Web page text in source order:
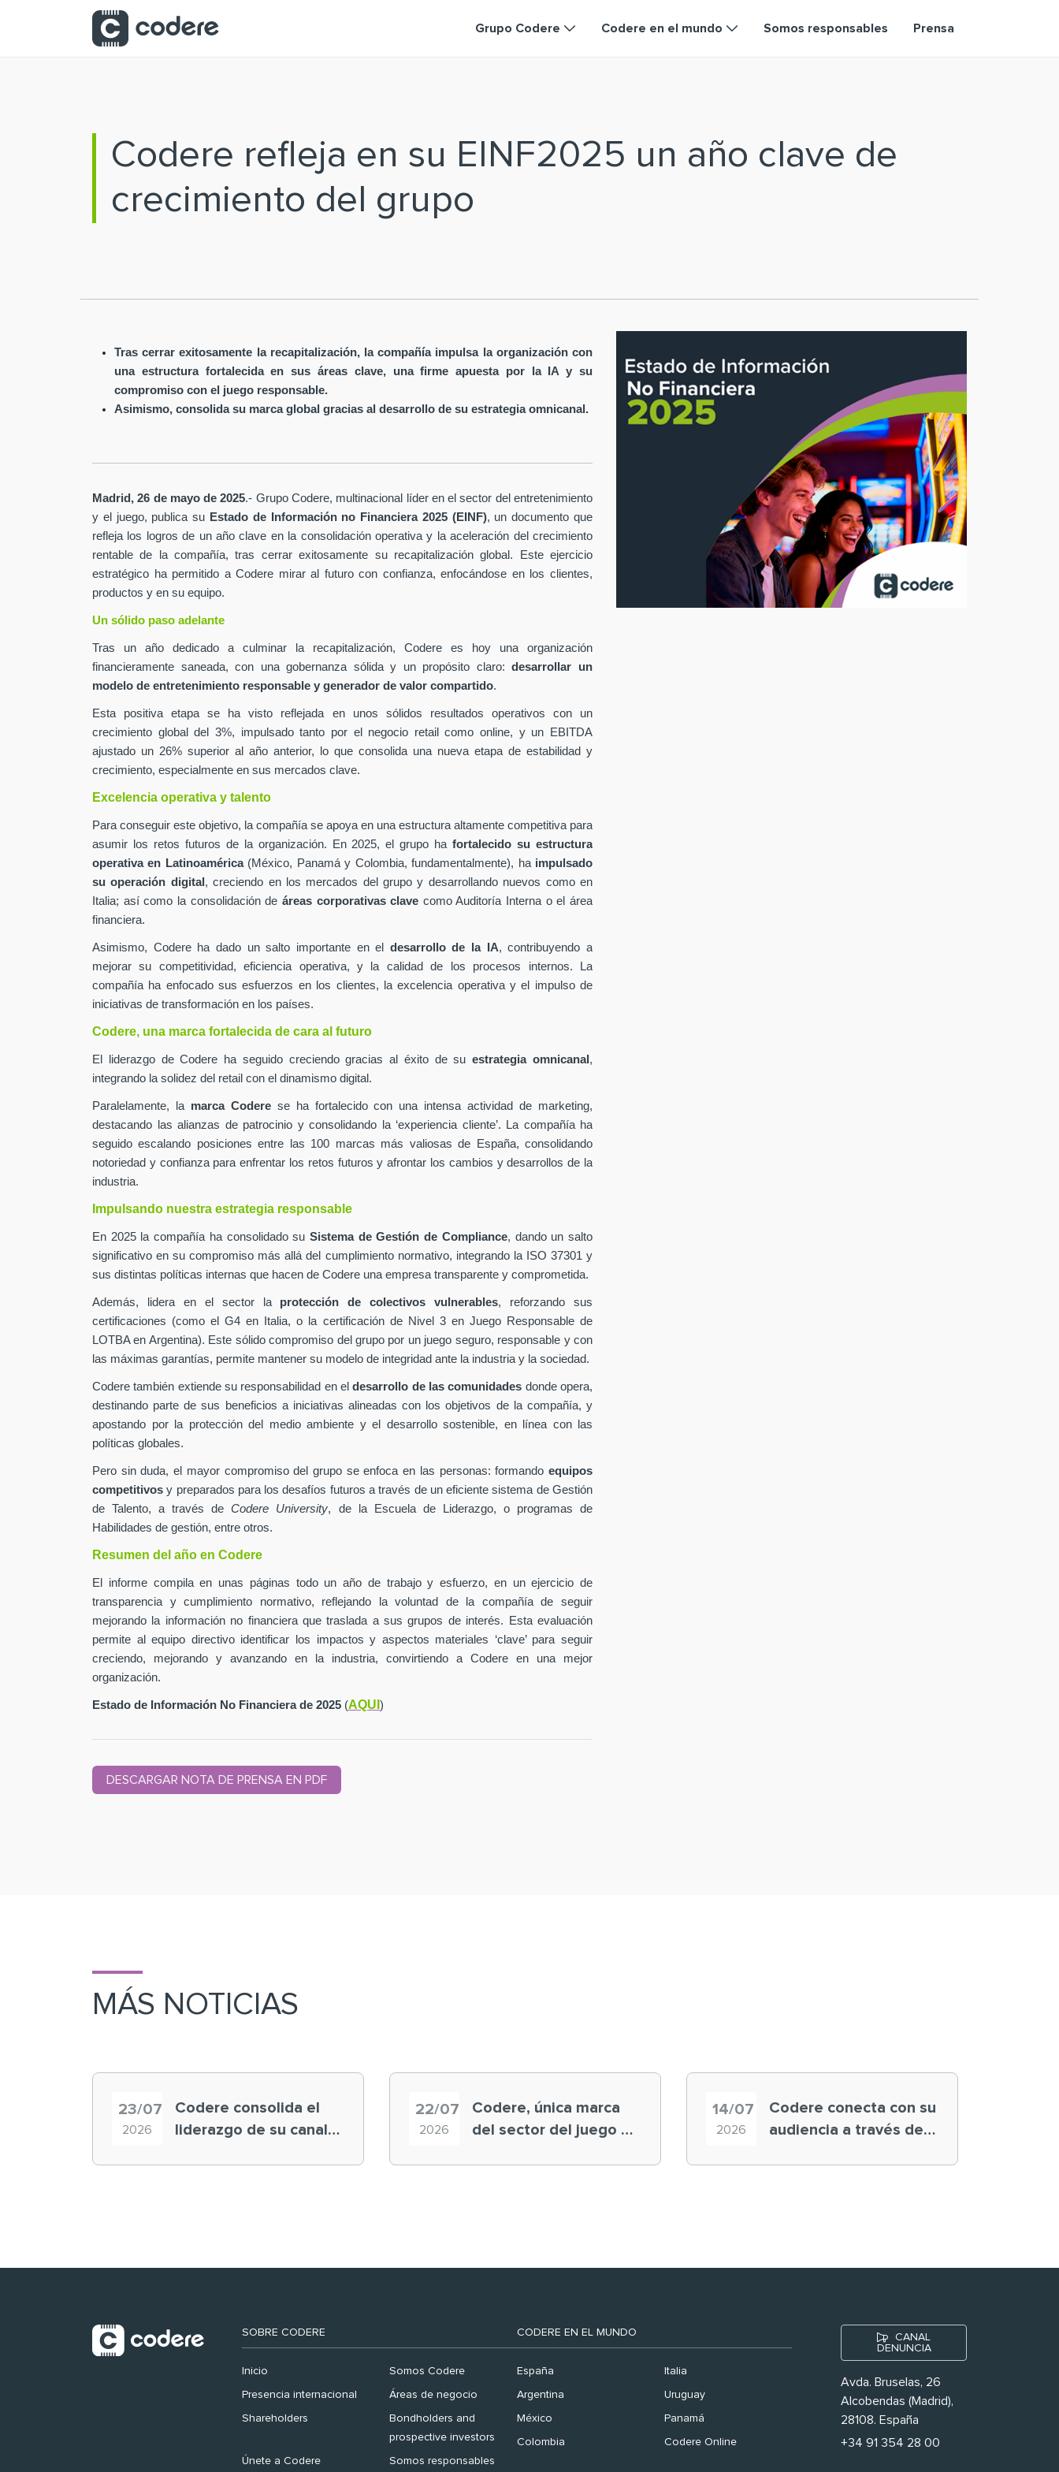
Saltar al contenido principal
Grupo Codere Codere en el mundo Somos responsables Prensa
Codere refleja en su EINF2025 un año clave de
crecimiento del grupo
Tras cerrar exitosamente la recapitalización, la compañía impulsa la organización con
una estructura fortalecida en sus áreas clave, una firme apuesta por la IA y su
compromiso con el juego responsable.
Asimismo, consolida su marca global gracias al desarrollo de su estrategia omnicanal.
Madrid, 26 de mayo de 2025.- Grupo Codere, multinacional líder en el sector del entretenimiento
y el juego, publica su Estado de Información no Financiera 2025 (EINF), un documento que
refleja los logros de un año clave en la consolidación operativa y la aceleración del crecimiento
rentable de la compañía, tras cerrar exitosamente su recapitalización global. Este ejercicio
estratégico ha permitido a Codere mirar al futuro con confianza, enfocándose en los clientes,
productos y en su equipo.
Un sólido paso adelante
Tras un año dedicado a culminar la recapitalización, Codere es hoy una organización
financieramente saneada, con una gobernanza sólida y un propósito claro:desarrollar un
modelo de entretenimiento responsable y generador de valor compartido.
Esta positiva etapa se ha visto reflejada en unos sólidos resultados operativos con un
crecimiento global del 3%, impulsado tanto por el negocio retail como online, y un EBITDA
ajustado un 26% superior al año anterior, lo que consolida una nueva etapa de estabilidad y
crecimiento, especialmente en sus mercados clave.
Excelencia operativa y talento
Para conseguir este objetivo, la compañía se apoya en una estructura altamente competitiva para
asumir los retos futuros de la organización. En 2025, el grupo hafortalecido su estructura
operativa en Latinoamérica(México, Panamá y Colombia, fundamentalmente), ha impulsado
su operación digital , creciendo en los mercados del grupo y desarrollando nuevos como en
Italia; así como la consolidación de áreas corporativas clave como Auditoría Interna o el área
financiera.
Asimismo, Codere ha dado un salto importante en el desarrollo de la IA, contribuyendo a
mejorar su competitividad, eficiencia operativa, y la calidad de los procesos internos. La
compañía ha enfocado sus esfuerzos en los clientes, la excelencia operativa y el impulso de
iniciativas de transformación en los países.
Codere, una marca fortalecida de cara al futuro
El liderazgo de Codere ha seguido creciendo gracias al éxito de suestrategia omnicanal ,
integrando la solidez del retail con el dinamismo digital.
Paralelamente, la marca Coderese ha fortalecido con una intensa actividad de marketing,
destacando las alianzas de patrocinio y consolidando la ‘experiencia cliente’. La compañía ha
seguido escalando posiciones entre las 100 marcas más valiosas de España, consolidando
notoriedad y confianza para enfrentar los retos futuros y afrontar los cambios y desarrollos de la
industria.
Impulsando nuestra estrategia responsable
En 2025 la compañía ha consolidado su Sistema de Gestión de Compliance, dando un salto
significativo en su compromiso más allá del cumplimiento normativo, integrando la ISO 37301 y
sus distintas políticas internas que hacen de Codere una empresa transparente y comprometida.
Además, lidera en el sector la protección de colectivos vulnerables, reforzando sus
certificaciones (como el G4 en Italia, o la certificación de Nivel 3 en Juego Responsable de
LOTBA en Argentina). Este sólido compromiso del grupo por un juego seguro, responsable y con
las máximas garantías, permite mantener su modelo de integridad ante la industria y la sociedad.
Codere también extiende su responsabilidad en eldesarrollo de las comunidades donde opera,
destinando parte de sus beneficios a iniciativas alineadas con los objetivos de la compañía, y
apostando por la protección del medio ambiente y el desarrollo sostenible, en línea con las
políticas globales.
Pero sin duda, el mayor compromiso del grupo se enfoca en las personas: formando equipos
competitivos y preparados para los desafíos futuros a través de un eficiente sistema de Gestión
de Talento, a través deCodere University, de la Escuela de Liderazgo, o programas de
Habilidades de gestión, entre otros.
Resumen del año en Codere
El informe compila en unas páginas todo un año de trabajo y esfuerzo, en un ejercicio de
transparencia y cumplimiento normativo, reflejando la voluntad de la compañía de seguir
mejorando la información no financiera que traslada a sus grupos de interés. Esta evaluación
permite al equipo directivo identificar los impactos y aspectos materiales ‘clave’ para seguir
creciendo, mejorando y avanzando en la industria, convirtiendo a Codere en una mejor
organización.
Estado de Información No Financiera de 2025 (AQUI )
DESCARGAR NOTA DE PRENSA EN PDF
MÁS NOTICIAS
23/07
2026
Codere consolida el
liderazgo de su canal
22/07
2026
Codere, única marca
del sector del juego en
14/07
2026
Codere conecta con su
audiencia a través de
SOBRE CODERE
Inicio Somos Codere
Presencia internacional Áreas de negocio
Shareholders
Bondholders and
prospective investors
Únete a Codere Somos responsables
CODERE EN EL MUNDO
España Italia
Argentina Uruguay
México Panamá
Colombia Codere Online
CANAL
DENUNCIA
Avda. Bruselas, 26
Alcobendas (Madrid),
28108. España
+34 91 354 28 00